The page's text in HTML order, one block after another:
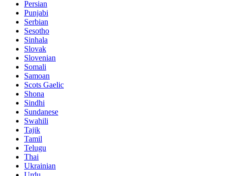
Persian
Punjabi
Serbian
Sesotho
Sinhala
Slovak
Slovenian
Somali
Samoan
Scots Gaelic
Shona
Sindhi
Sundanese
Swahili
Tajik
Tamil
Telugu
Thai
Ukrainian